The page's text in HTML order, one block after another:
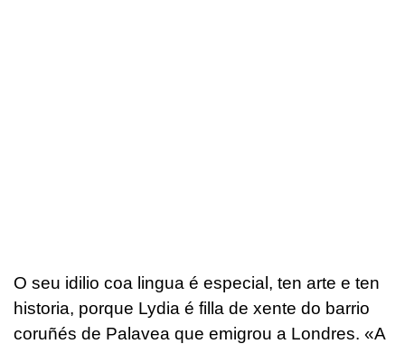
O seu idilio coa lingua é especial, ten arte e ten
historia, porque Lydia é filla de xente do barrio
coruñés de Palavea que emigrou a Londres. «A